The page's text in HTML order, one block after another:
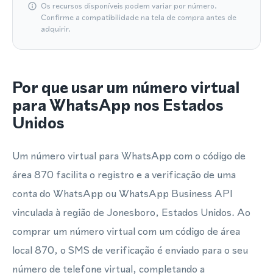
Os recursos disponíveis podem variar por número.
Confirme a compatibilidade na tela de compra antes de
adquirir.
Por que usar um número virtual
para WhatsApp nos Estados
Unidos
Um número virtual para WhatsApp com o código de
área 870 facilita o registro e a verificação de uma
conta do WhatsApp ou WhatsApp Business API
vinculada à região de Jonesboro, Estados Unidos. Ao
comprar um número virtual com um código de área
local 870, o SMS de verificação é enviado para o seu
número de telefone virtual, completando a